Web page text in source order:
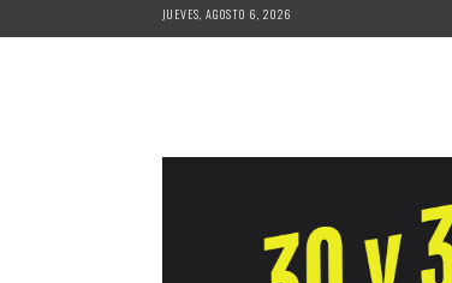
al
JUEVES, AGOSTO 6, 2026